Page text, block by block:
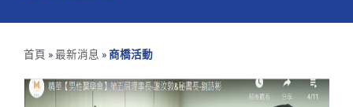
首頁 »最新消息 »商橋活動